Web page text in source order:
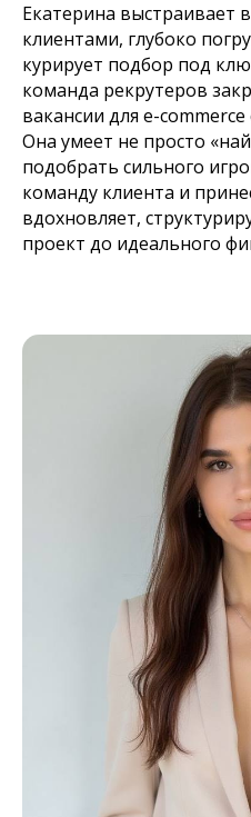
Екатерина выстраивает
клиентами, глубоко
курирует подбор под
команда рекрутеров
вакансии для e-
Она умеет не просто
подобрать сильного
команду клиента и
вдохновляет,
проект до идеального